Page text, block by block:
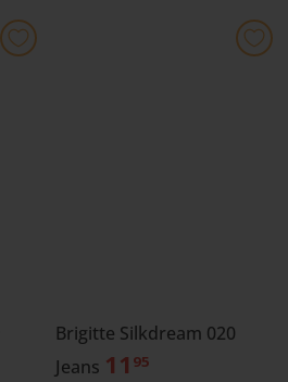
Brigitte Silkdream 020
Jeans 11 95